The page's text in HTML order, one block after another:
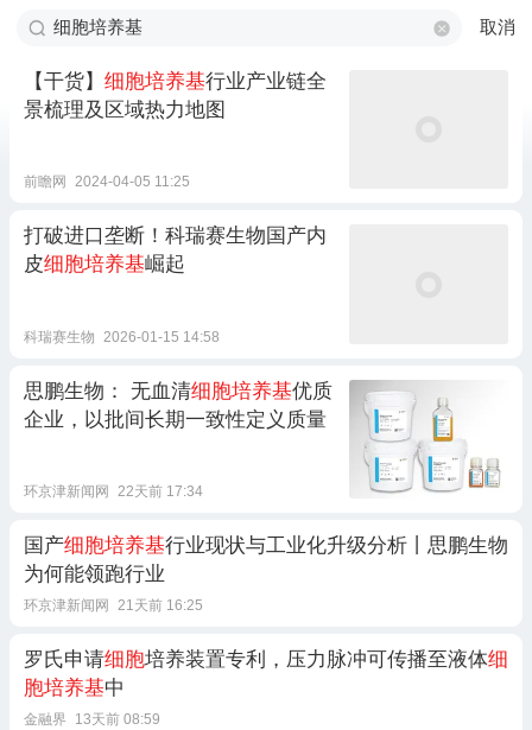
取消
【干货】 细胞培养基行业产业链全
景梳理及区域热力地图
前瞻网 2024-04-05 11:25
打破进口垄断！科瑞赛生物国产内
皮细胞培养基崛起
科瑞赛生物 2026-01-15 14:58
思鹏生物： 无血清细胞培养基优质
企业，以批间长期一致性定义质量
环京津新闻网 22天前 17:34
国产细胞培养基行业现状与工业化升级分析丨思鹏生物
为何能领跑行业
环京津新闻网 21天前 16:25
罗氏申请细胞培养装置专利，压力脉冲可传播至液体细
胞培养基中
金融界 13天前 08:59